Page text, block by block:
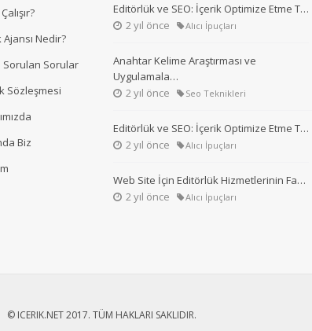
Ajansı Nedir?
Sorulan Sorular
Sözleşmesi
Biz
Editörlük ve SEO: İçerik Optimize Etme T…
2 yıl önce
Alıcı İpuçları
Anahtar Kelime Araştırması ve
Uygulamala…
2 yıl önce
Seo Teknikleri
Editörlük ve SEO: İçerik Optimize Etme T…
2 yıl önce
Alıcı İpuçları
Web Site İçin Editörlük Hizmetlerinin Fa…
2 yıl önce
Alıcı İpuçları
© ICERIK.NET 2017. TÜM HAKLARI SAKLIDIR.